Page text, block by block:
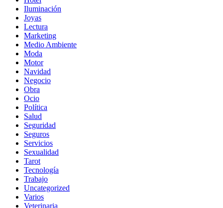
Iluminación
Joyas
Lectura
Marketing
Medio Ambiente
Moda
Motor
Navidad
Negocio
Obra
Ocio
Política
Salud
Seguridad
Seguros
Servicios
Sexualidad
Tarot
Tecnología
Trabajo
Uncategorized
Varios
Veterinaria